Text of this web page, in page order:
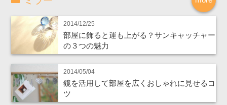
2014/12/25
部屋に飾ると運も上がる？サンキャッチャー
の３つの魅力
2014/05/04
鏡を活用して部屋を広くおしゃれに見せるコ
ツ